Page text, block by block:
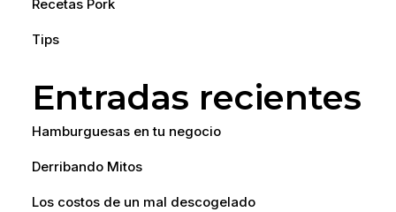
Recetas Pork
Tips
Entradas recientes
Hamburguesas en tu negocio
Derribando Mitos
Los costos de un mal descogelado